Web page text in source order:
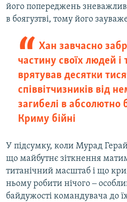
його попереджень
в боягузтві, тому його
Хан завчасно
частину своїх людей
врятував десятки
співвітчизників від
загибелі в абсолютно
Криму бійні
У підсумку, коли Мурад
що майбутнє зіткнення
титанічний масштаб і що
ньому робити нічого ‒
байдужості командувача до